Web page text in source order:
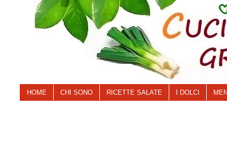
HOME CHI SONO RICETTE SALATE I DOLCI